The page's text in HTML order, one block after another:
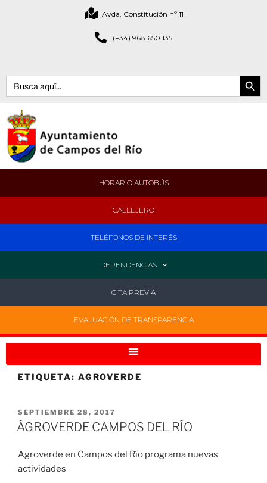
Avda. Constitución nº 11
(+34) 968 650 135
Buscar: Botón de
HORARIO AUTOBÚS
CALLEJERO
TELÉFONOS DE INTERÉS
DEPENDENCIAS
CITA PREVIA
EVALUACIÓN DE TRANSPARENCIA
ETIQUETA: AGROVERDE
SEPTIEMBRE 28, 2017
ÁGROVERDE CAMPOS DEL RÍO
Agroverde en Campos del Río programa nuevas
actividades